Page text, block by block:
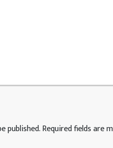
published.Required fields are